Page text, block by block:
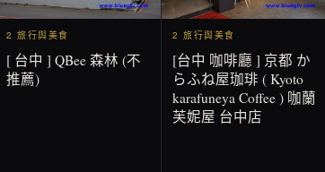
2 旅行與美食
[ 台中 ] QBee 森林 (不
推薦)
2 旅行與美食
[台中 咖啡廳 ] 京都 か
らふね屋珈琲 ( Kyoto
karafuneya Coffee ) 咖蘭
芙妮屋 台中店